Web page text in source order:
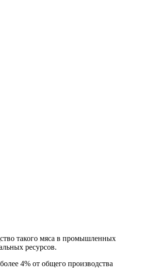
такого мяса в промышленных
ресурсов.
4% от общего производства